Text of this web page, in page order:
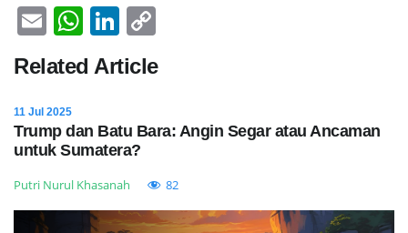
EmailWhatsApp
LinkedIn
Related Article
11 Jul 2025
Trump dan Batu Bara: Angin Segar atau Ancaman
untuk Sumatera?
Putri Nurul Khasanah 82